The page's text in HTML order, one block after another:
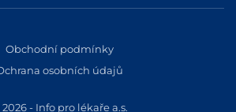
- Info pro lékaře a.s.
Obchodní podmínky
osobních údajů